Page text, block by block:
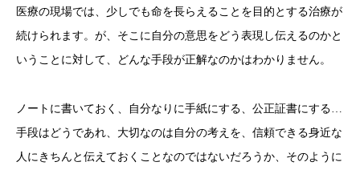
医療の現場では、少しでも命を長らえることを目的とする治療が
続けられます。が、そこに自分の意思をどう表現し伝えるのかと
いうことに対して、どんな手段が正解なのかはわかりません。
ノートに書いておく、自分なりに手紙にする、公正証書にする…
手段はどうであれ、大切なのは自分の考えを、信頼できる身近な
人にきちんと伝えておくことなのではないだろうか、そのように